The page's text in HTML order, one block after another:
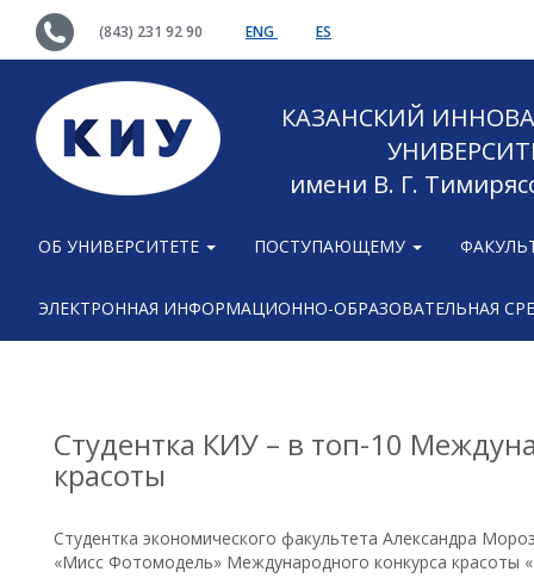
(843) 231 92 90 ENG ES
КАЗАНСКИЙ
имени В. Г.
ОБ УНИВЕРСИТЕТЕ ПОСТУПАЮЩЕМУ
ЭЛЕКТРОННАЯ ИНФОРМАЦИОННО-ОБРАЗОВАТЕЛЬНАЯ
Студентка КИУ – в топ-10
красоты
Студентка экономического факультета Александра
«Мисс Фотомодель» Международного конкурса красоты